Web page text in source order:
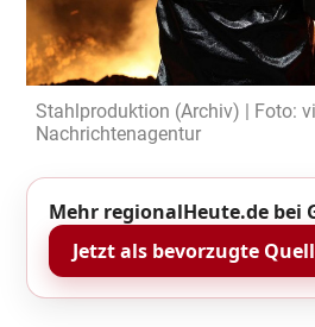
Stahlproduktion (Archiv) | Foto:
Nachrichtenagentur
Mehr regionalHeute.de bei
Jetzt als bevorzugte